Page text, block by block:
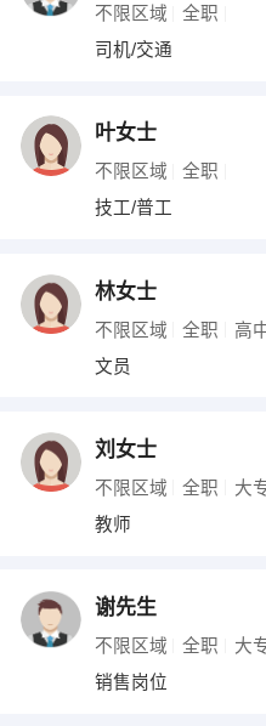
不限区域 全职
司机/交通
叶女士
不限区域 全职
技工/普工
林女士
不限区域 全职 高
文员
刘女士
不限区域 全职 大
教师
谢先生
不限区域 全职 大
销售岗位